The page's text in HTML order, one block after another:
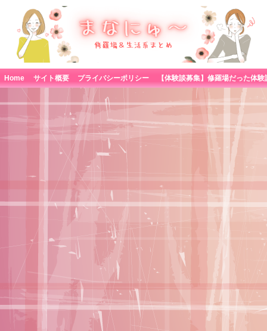
Home サイト概要 プライバシーポリシー